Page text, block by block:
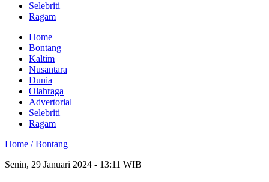
Selebriti
Ragam
Home
Bontang
Kaltim
Nusantara
Dunia
Olahraga
Advertorial
Selebriti
Ragam
Home /Bontang
Senin, 29 Januari 2024 - 13:11 WIB